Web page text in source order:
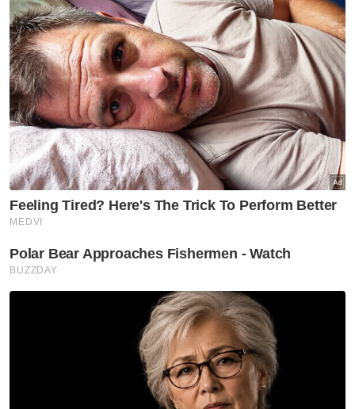
"Kelainan kita tampilkan ialah kita
menggunakan konsep ‘pagar sesat’, jadi kalau
kita menyusuri dalam ‘Jerami Icon’ ini sendiri,
kita akan nampak seperti ada ‘pagar sesat’
tak ada jalan... di samping itu pengisian di
dalam ‘Jerami Icon’ ada dangau yang dibina
Persatuan Pelukis Negeri Perlis dengan
kerjasama pihak MADA,” katanya.